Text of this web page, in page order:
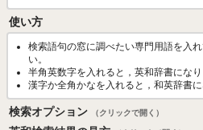
使い方
検索語句の窓に調べたい専門用語を入
い。
半角英数字を入れると，英和辞書になり
漢字か全角かなを入れると，和英辞書に
検索オプション （クリックで開く）